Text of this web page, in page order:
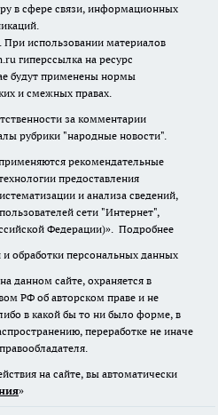
в сфере связи, информационных
При использовании материалов
гиперссылка на ресурс
будут применены нормы
и смежных правах.
за комментарии
рубрики "народные новости".
рекомендательные
предоставления
и анализа сведений,
сети "Интернет",
Федерации)». Подробнее
обработки персональных данных
данном сайте, охраняется в
РФ об авторском праве и не
в какой бы то ни было форме, в
переработке не иначе
на сайте, вы автоматически
»